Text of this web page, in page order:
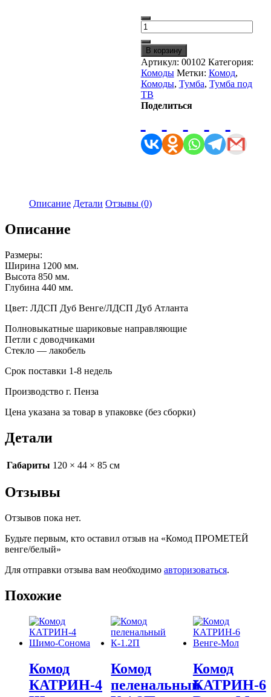
Количество
товара
Комод
ПРОМЕТЕЙ
венге/
белый
В корзину
Артикул: 00102 Категория:
Комоды Метки: Комод,
Комоды, Тумба, Тумба под
ТВ
Поделиться
Описание Детали Отзывы (0)
Описание
Размеры:
Ширина 1200 мм.
Высота 850 мм.
Глубина 440 мм.
Цвет: ЛДСП Дуб Венге/ЛДСП Дуб Атланта
Полновыкатные шариковые направляющие
Петли с доводчиками
Стекло — лакобель
Срок поставки 1-8 недель
Производство г. Пенза
Цена указана за товар в упаковке (без сборки)
Детали
Габариты 120 × 44 × 85 см
Отзывы
Отзывов пока нет.
Будьте первым, кто оставил отзыв на «Комод ПРОМЕТЕЙ
венге/белый»
Для отправки отзыва вам необходимо авторизоваться.
Похожие
Комод
КАТРИН-4
Комод
пеленальный
Комод
КАТРИН-6